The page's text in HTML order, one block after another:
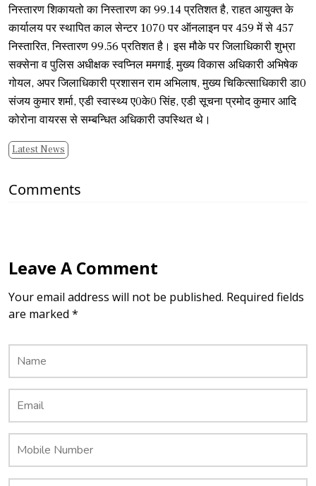
निस्तारण शिकायतो का निस्तारण का 99.14 प्रतिशत है, राहत आयुक्त के
कार्यालय पर स्थापित काल सेन्टर 1070 पर ऑनलाइन पर 459 में से 457
निस्तारित, निस्तारण 99.56 प्रतिशत है। इस मौके पर जिलाधिकारी शुभ्रा
सक्सेना व पुलिस अधीक्षक स्वप्निल ममगाई, मुख्य विकास अधिकारी अभिषेक
गोयल, अपर जिलाधिकारी प्रशासन राम अभिलाष, मुख्य चिकित्साधिकारी डा0
संजय कुमार शर्मा, एडी स्वास्थ्य ए0के0 सिंह, एडी सूचना प्रमोद कुमार आदि
कोरोना वायरस से सम्बन्धित अधिकारी उपस्थित थे।
Latest News
Comments
Leave A Comment
Your email address will not be published. Required fields
are marked *